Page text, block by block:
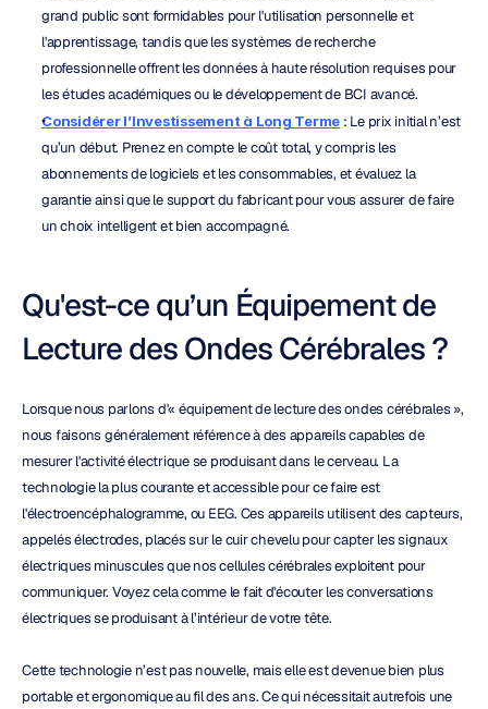
grand public sont formidables pour l'utilisation personnelle et
l'apprentissage, tandis que les systèmes de recherche
professionnelle offrent les données à haute résolution requises pour
les études académiques ou le développement de BCI avancé.
Considérer l’Investissement à Long Terme : Le prix initial n’est
qu’un début. Prenez en compte le coût total, y compris les
abonnements de logiciels et les consommables, et évaluez la
garantie ainsi que le support du fabricant pour vous assurer de faire
un choix intelligent et bien accompagné.
Qu'est-ce qu’un Équipement de
Lecture des Ondes Cérébrales ?
Lorsque nous parlons d'« équipement de lecture des ondes cérébrales »,
nous faisons généralement référence à des appareils capables de
mesurer l'activité électrique se produisant dans le cerveau. La
technologie la plus courante et accessible pour ce faire est
l'électroencéphalogramme, ou EEG. Ces appareils utilisent des capteurs,
appelés électrodes, placés sur le cuir chevelu pour capter les signaux
électriques minuscules que nos cellules cérébrales exploitent pour
communiquer. Voyez cela comme le fait d'écouter les conversations
électriques se produisant à l’intérieur de votre tête.
Cette technologie n’est pas nouvelle, mais elle est devenue bien plus
portable et ergonomique au fil des ans. Ce qui nécessitait autrefois une